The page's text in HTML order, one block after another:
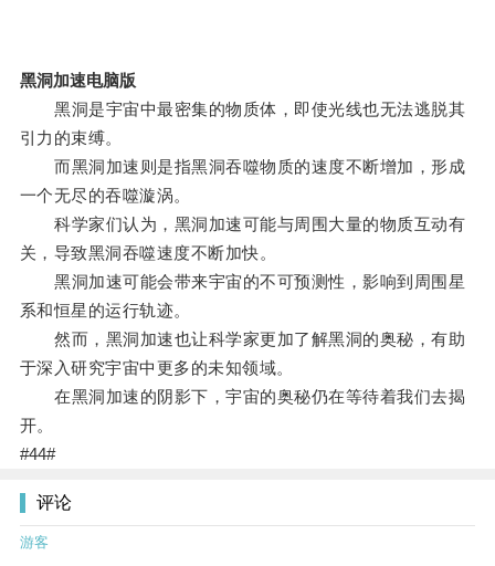
黑洞加速电脑版
黑洞是宇宙中最密集的物质体，即使光线也无法逃脱其
引力的束缚。
而黑洞加速则是指黑洞吞噬物质的速度不断增加，形成
一个无尽的吞噬漩涡。
科学家们认为，黑洞加速可能与周围大量的物质互动有
关，导致黑洞吞噬速度不断加快。
黑洞加速可能会带来宇宙的不可预测性，影响到周围星
系和恒星的运行轨迹。
然而，黑洞加速也让科学家更加了解黑洞的奥秘，有助
于深入研究宇宙中更多的未知领域。
在黑洞加速的阴影下，宇宙的奥秘仍在等待着我们去揭
开。
#44#
评论
游客